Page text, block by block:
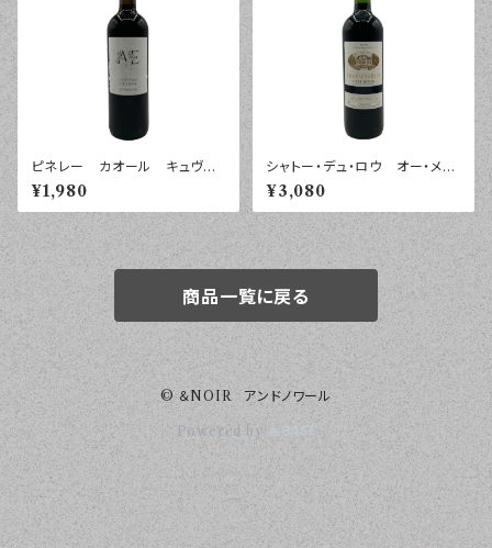
ピネレー カオール キュヴ
ェ Ａ＆Ｅ ２０２０年 ７５０ｍ
ｌ
¥1,980
シャトー・デュ・ロウ オー・メド
ック ２０１８年 ７５０ｍｌ
¥3,080
商品一覧に戻る
© ＆NOIR アンドノワール
Powered by